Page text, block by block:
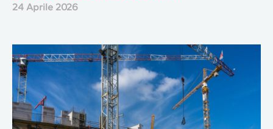
24 Aprile 2026